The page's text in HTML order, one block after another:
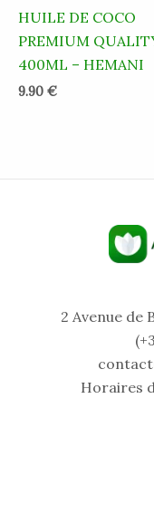
HUILE DE COCO
PREMIUM
400ML – HEMANI
9.90 €
2 Avenue de
Horaires